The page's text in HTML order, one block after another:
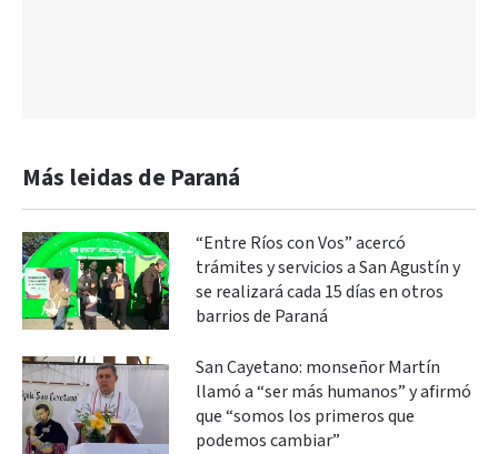
Más leidas de Paraná
“Entre Ríos con Vos” acercó
trámites y servicios a San Agustín y
se realizará cada 15 días en otros
barrios de Paraná
San Cayetano: monseñor Martín
llamó a “ser más humanos” y afirmó
que “somos los primeros que
podemos cambiar”